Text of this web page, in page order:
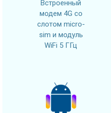
Встроенный
модем 4G со
слотом micro-
sim и модуль
WiFi 5 ГГц